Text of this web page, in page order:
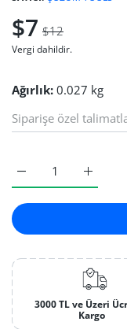
$7 $12
Vergi dahildir.
Ağırlık: 0.027 kg
Dürteç
Dürteç Küçük
3000 TL ve Üzeri
Kargo